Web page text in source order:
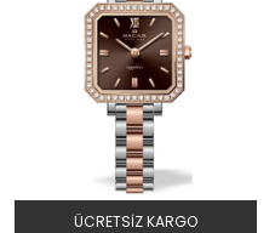
ÜCRETSIZ KARGO